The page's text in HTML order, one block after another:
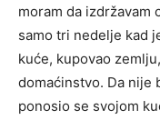
moram da izdržavam
samo tri nedelje kad
kuće, kupovao
domaćinstvo. Da nije
ponosio se svojom